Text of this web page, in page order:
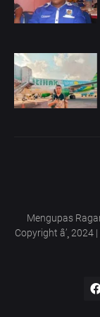
Mengupas
Copyright â’¸